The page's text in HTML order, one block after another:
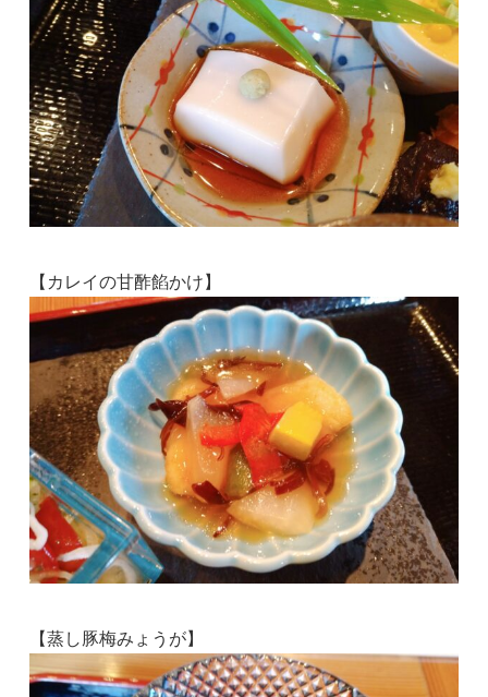
【カレイの甘酢餡かけ】
【蒸し豚梅みょうが】